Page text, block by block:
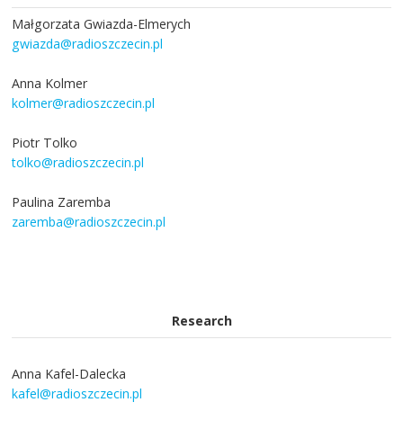
Małgorzata Gwiazda-Elmerych
gwiazda@radioszczecin.pl
Anna Kolmer
kolmer@radioszczecin.pl
Piotr Tolko
tolko@radioszczecin.pl
Paulina Zaremba
zaremba@radioszczecin.pl
Research
Anna Kafel-Dalecka
kafel@radioszczecin.pl